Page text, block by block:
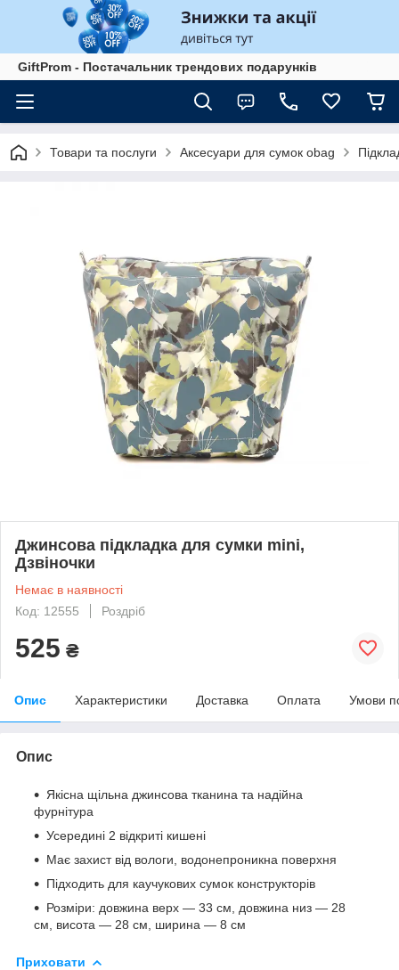
GiftProm - Постачальник трендових подарунків
Товари та послуги Аксесуари для сумок obag
Джинсова підкладка для сумки mini,
Дзвіночки
Немає в наявності
Код: 12555
Роздріб
525 ₴
Опис Характеристики Доставка Оплата Умови
Опис
Якісна щільна джинсова тканина та надійна
фурнітура
Усередині 2 відкриті кишені
Має захист від вологи, водонепроникна поверхня
Підходить для каучукових сумок конструкторів
Розміри: довжина верх — 33 см, довжина низ — 28
см, висота — 28 см, ширина — 8 см
Приховати